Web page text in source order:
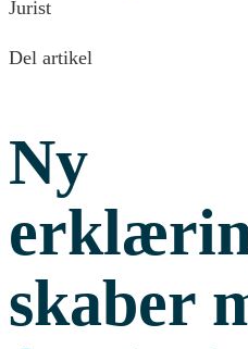
Jurist
Del artikel
Ny
skaber